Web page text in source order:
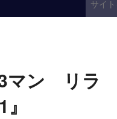
マン リラ